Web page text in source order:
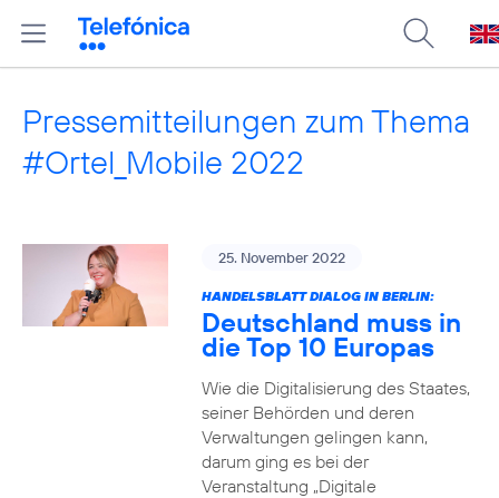
Pressemitteilungen zum Thema
#Ortel_Mobile 2022
25. November 2022
HANDELSBLATT DIALOG IN BERLIN:
Deutschland muss in
die Top 10 Europas
Wie die Digitalisierung des Staates,
seiner Behörden und deren
Verwaltungen gelingen kann,
darum ging es bei der
Veranstaltung „Digitale